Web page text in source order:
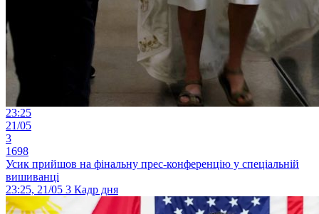
23:25
21/05
3
1698
Усик прийшов на фінальну прес-конференцію у спеціальній
вишиванці
23:25, 21/05 3 Кадр дня